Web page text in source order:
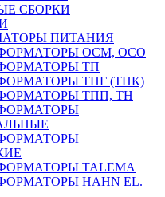
СБОРКИ
ПИТАНИЯ
ОСМ, ОСО
ТП
ТПГ (ТПК)
ТПП, ТН
TALEMA
HAHN EL.